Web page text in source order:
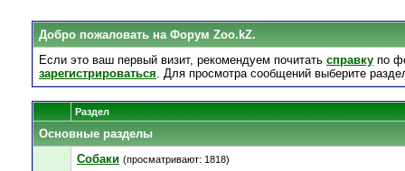
Добро пожаловать на Форум Zoo.kZ.
Если это ваш первый визит, рекомендуем почитать справку по
зарегистрироваться. Для просмотра сообщений выберите
Раздел
Основные разделы
Собаки (просматривают: 1818)